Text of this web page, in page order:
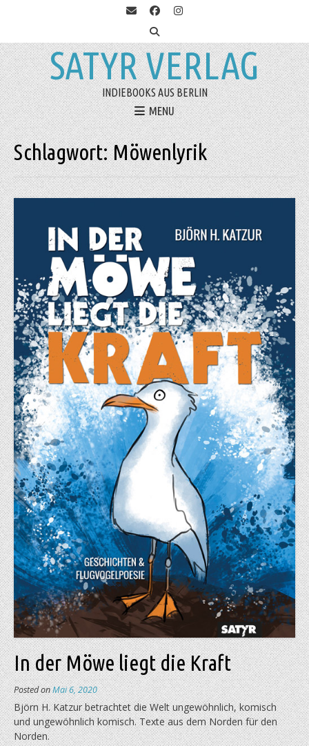
SATYR VERLAG
INDIEBOOKS AUS BERLIN
MENU
Schlagwort:Möwenlyrik
In der Möwe liegt die Kraft
Posted onMai 6, 2020
Björn H. Katzur betrachtet die Welt ungewöhnlich, komisch
und ungewöhnlich komisch. Texte aus dem Norden für den
Norden.